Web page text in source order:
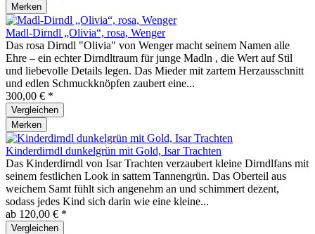
Merken
Madl-Dirndl „Olivia“, rosa, Wenger
Das rosa Dirndl "Olivia" von Wenger macht seinem Namen alle
Ehre – ein echter Dirndltraum für junge Madln , die Wert auf Stil
und liebevolle Details legen. Das Mieder mit zartem Herzausschnitt
und edlen Schmuckknöpfen zaubert eine...
300,00 € *
Vergleichen
Merken
Kinderdirndl dunkelgrün mit Gold, Isar Trachten
Das Kinderdirndl von Isar Trachten verzaubert kleine Dirndlfans mit
seinem festlichen Look in sattem Tannengrün. Das Oberteil aus
weichem Samt fühlt sich angenehm an und schimmert dezent,
sodass jedes Kind sich darin wie eine kleine...
ab 120,00 € *
Vergleichen